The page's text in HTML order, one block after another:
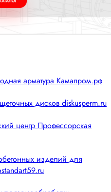
арматура Камапром.рф
дисков diskusperm.ru
центр Профессорская
изделий для